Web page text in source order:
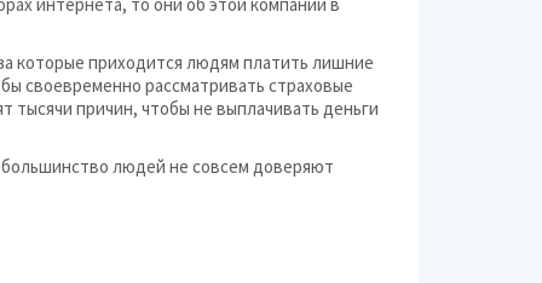
которые приходится людям платить лишние
своевременно рассматривать страховые
тысячи причин, чтобы не выплачивать деньги
людей не совсем доверяют